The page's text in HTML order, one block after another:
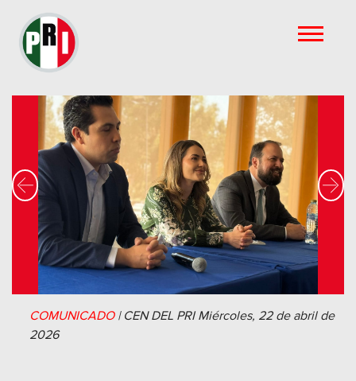
Previous Next
COMUNICADO| CEN DEL PRI Miércoles, 22 de abril de
2026